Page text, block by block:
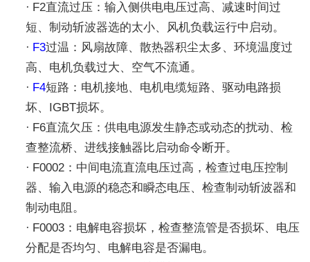
· F2直流过压 ‌：输入侧供电电压过高、减速时间过
短、制动斩波器选的太小、风机负载运行中启动。
· F3过温 ‌：风扇故障、散热器积尘太多、环境温度过
高、电机负载过大、空气不流通。
· F4短路 ‌：电机接地、电机电缆短路、驱动电路损
坏、IGBT损坏。
· F6直流欠压 ‌：供电电源发生静态或动态的扰动、检
查整流桥、进线接触器比启动命令断开。
· F0002 ‌：中间电流直流电压过高，检查过电压控制
器、输入电源的稳态和瞬态电压、检查制动斩波器和
制动电阻。
· F0003 ‌：电解电容损坏，检查整流管是否损坏、电压
分配是否均匀、电解电容是否漏电。